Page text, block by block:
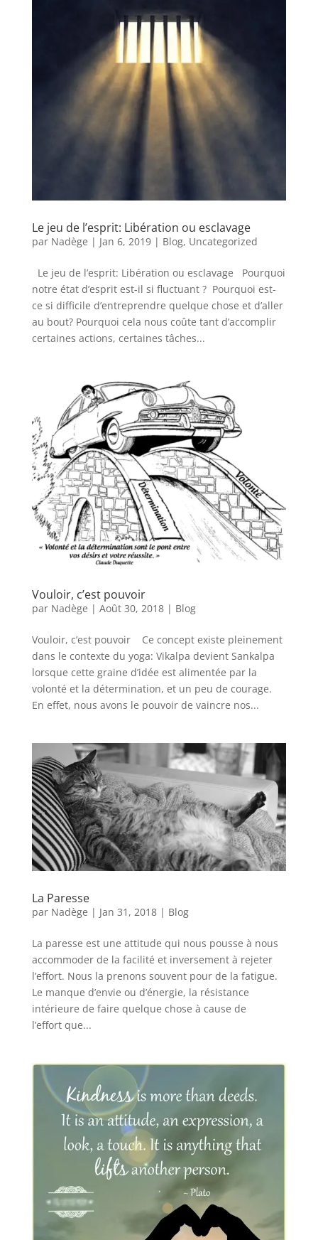
Le jeu de l’esprit: Libération ou esclavage
par Nadège | Jan 6, 2019| Blog, Uncategorized
Le jeu de l’esprit: Libération ou esclavage Pourquoi
notre état d’esprit est-il si fluctuant ? Pourquoi est-
ce si difficile d’entreprendre quelque chose et d’aller
au bout? Pourquoi cela nous coûte tant d’accomplir
certaines actions, certaines tâches...
Vouloir, c’est pouvoir
par Nadège | Août 30, 2018| Blog
Vouloir, c’est pouvoir Ce concept existe pleinement
dans le contexte du yoga: Vikalpa devient Sankalpa
lorsque cette graine d’idée est alimentée par la
volonté et la détermination, et un peu de courage.
En effet, nous avons le pouvoir de vaincre nos...
La Paresse
par Nadège | Jan 31, 2018| Blog
La paresse est une attitude qui nous pousse à nous
accommoder de la facilité et inversement à rejeter
l’effort. Nous la prenons souvent pour de la fatigue.
Le manque d’envie ou d’énergie, la résistance
intérieure de faire quelque chose à cause de
l’effort que...